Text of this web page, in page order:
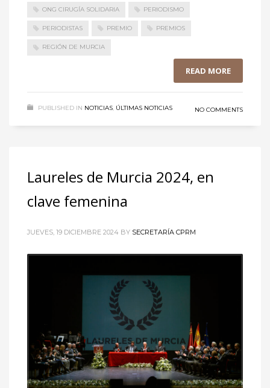
ONG CIRUGÍA SOLIDARIA PERIODISMO
PERIODISTAS PREMIO PREMIOS
REGIÓN DE MURCIA
READ MORE
PUBLISHED IN NOTICIAS, ÚLTIMAS NOTICIAS NO COMMENTS
Laureles de Murcia 2024, en
clave femenina
JUEVES, 19 DICIEMBRE 2024 BY SECRETARÍA CPRM